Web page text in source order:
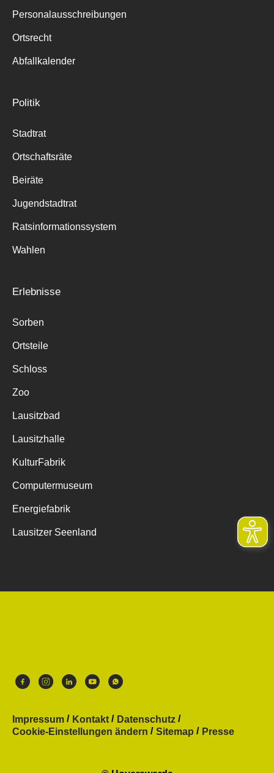
Personalausschreibungen
Ortsrecht
Abfallkalender
Politik
Stadtrat
Ortschaftsräte
Beiräte
Jugendstadtrat
Ratsinformationssystem
Wahlen
Erlebnisse
Sorben
Ortsteile
Schloss
Zoo
Lausitzbad
Lausitzhalle
KulturFabrik
Computermuseum
Energiefabrik
Lausitzer Seenland
Impressum Kontakt
Datenschutz
Cookie-Einstellungen ändern
Sitemap Presse